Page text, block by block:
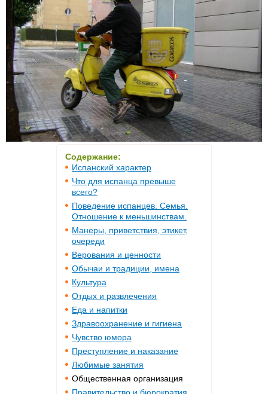
Содержание:
Испанский характер
Что для испанца превыше
всего?
Поведение испанцев. Семья.
Отношение к меньшинствам.
Манеры, приветствия, этикет,
очереди
Верования и ценности
Обычаи и традиции, имена
Культура
Отдых и развлечения
Еда и напитки
Здравоохранение и гигиена
Чувство юмора
Преступление и наказание
Любимые занятия
Общественная организация